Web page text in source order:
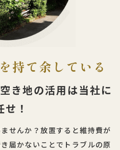
持て余している
き地の活用は当社に
せ！
せんか？放置すると維持費が
届かないことでトラブルの原